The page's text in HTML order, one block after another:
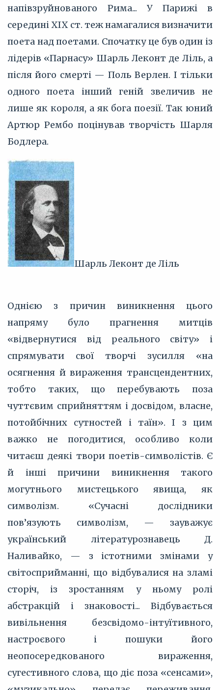
напівзруйнованого Рима... У Парижі в
середині XIX ст. теж намагалися визначити
поета над поетами. Спочатку це був один із
лідерів «Парнасу» Шарль Леконт де Ліль, а
після його смерті — Поль Верлен. І тільки
одного поета інший геній звеличив не
лише як короля, а як бога поезії. Так юний
Артюр Рембо поцінував творчість Шарля
Бодлера.
Шарль Леконт де Ліль
Однією з причин виникнення цього
напряму було прагнення митців
«відвернутися від реального світу» і
спрямувати свої творчі зусилля «на
осягнення й вираження трансцендентних,
тобто таких, що перебувають поза
чуттєвим сприйняттям і досвідом, власне,
потойбічних сутностей і таїн». І з цим
важко не погодитися, особливо коли
читаєш деякі твори поетів-символістів. Є
й інші причини виникнення такого
могутнього мистецького явища, як
символізм. «Сучасні дослідники
пов’язують символізм, — зауважує
український літературознавець Д.
Наливайко, — з істотними змінами у
світосприйманні, що відбувалися на зламі
сторіч, із зростанням у ньому ролі
абстракцій і знаковості... Відбувається
вивільнення безсвідомо-інтуїтивного,
настроєвого і пошуки його
неопосередкованого вираження,
сугестивного слова, що діє поза «сенсами»,